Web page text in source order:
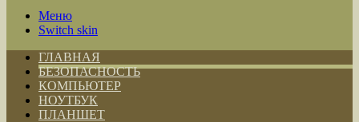
Меню
Switch skin
ГЛАВНАЯ
БЕЗОПАСНОСТЬ
КОМПЬЮТЕР
НОУТБУК
ПЛАНШЕТ